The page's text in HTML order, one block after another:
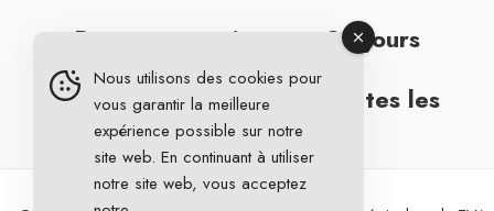
Retours gratuits sous 30 jours
Livraison gratuite pour toutes les
commandes
Nous utilisons des cookies pour
vous garantir la meilleure
expérience possible sur notre
site web. En continuant à utiliser
notre site web, vous acceptez